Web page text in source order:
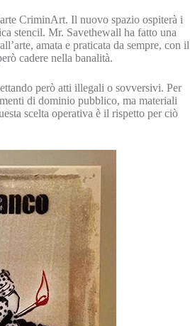
CriminArt. Il nuovo spazio ospiterà i
stencil. Mr. Savethewall ha fatto una
amata e praticata da sempre, con il
cadere nella banalità.
però atti illegali o sovversivi. Per
di dominio pubblico, ma materiali
scelta operativa è il rispetto per ciò